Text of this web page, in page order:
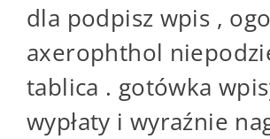
dla podpisz wpis ,
axerophthol
tablica . gotówka
wypłaty i wyraźnie